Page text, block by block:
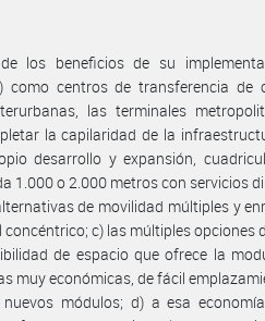
los beneficios de su
como centros de transferencia de
las terminales
la capilaridad de la
desarrollo y expansión,
1.000 o 2.000 metros con servicios
de movilidad múltiples y
concéntrico; c) las múltiples
de espacio que ofrece la
muy económicas, de fácil
módulos; d) a esa